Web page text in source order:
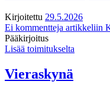
Kirjoitettu 29.5.2026
Ei kommentteja artikkeliin
Pääkirjoitus
Lisää toimitukselta
Vieraskynä